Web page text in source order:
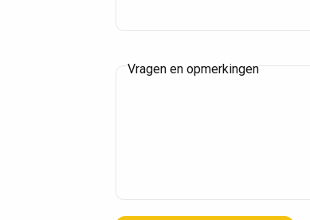
Vragen en opmerkingen